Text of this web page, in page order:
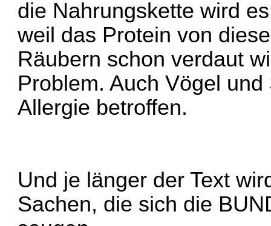
die Nahrungskette wird
weil das Protein von
Räubern schon verdaut
Problem. Auch Vögel
Allergie betroffen.
Und je länger der Text
Sachen, die sich die